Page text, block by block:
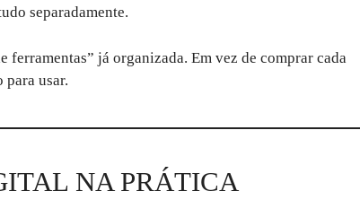
separadamente.
ferramentas” já organizada. Em vez de comprar cada
usar.
NA PRÁTICA